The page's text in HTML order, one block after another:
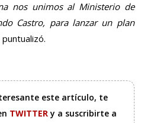
nos unimos al Ministerio de
Castro, para lanzar un plan
puntualizó.
este artículo, te
TWITTERy a suscribirte a